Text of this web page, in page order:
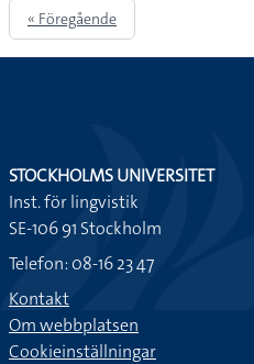
« Föregående
STOCKHOLMS UNIVERSITET
Inst. för lingvistik
SE-106 91 Stockholm
Telefon: 08-16 23 47
Kontakt
Om webbplatsen
Cookieinställningar